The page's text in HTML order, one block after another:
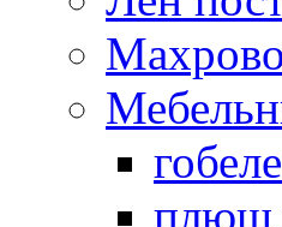
плюш